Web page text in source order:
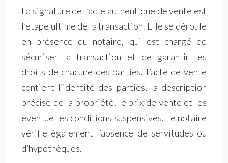
La signature de l’acte authentique de vente est
l’étape ultime de la transaction. Elle se déroule
en présence du notaire, qui est chargé de
sécuriser la transaction et de garantir les
droits de chacune des parties. L’acte de vente
contient l’identité des parties, la description
précise de la propriété, le prix de vente et les
éventuelles conditions suspensives. Le notaire
vérifie également l’absence de servitudes ou
d’hypothèques.